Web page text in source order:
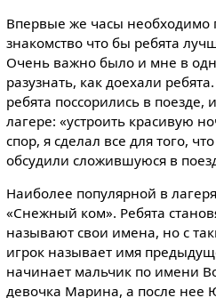
Впервые же часы необходимо
знакомство что бы ребята
Очень важно было и мне в
разузнать, как доехали
ребята поссорились в
лагере: «устроить красивую
спор, я сделал все для того,
обсудили сложившуюся в
Наиболее популярной в
«Снежный ком». Ребята
называют свои имена, но с
игрок называет имя
начинает мальчик по имени
девочка Марина, а после нее